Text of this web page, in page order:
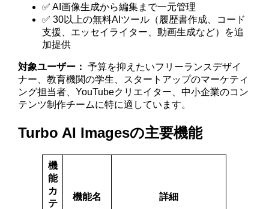
✅ AI画像生成から編集まで一元管理
✅ 30以上の無料AIツール（履歴書作成、コード
支援、エッセイライター、動画生成など）を追
加提供
対象ユーザー： 予算を抑えたいフリーランスデザイ
ナー、教育機関の学生、スタートアップのマーケティ
ング担当者、YouTubeクリエイター、中小企業のコン
テンツ制作チームに特に適しています。
Turbo AI Imagesの主要機能
機
能
カ
テ
機能名 詳細